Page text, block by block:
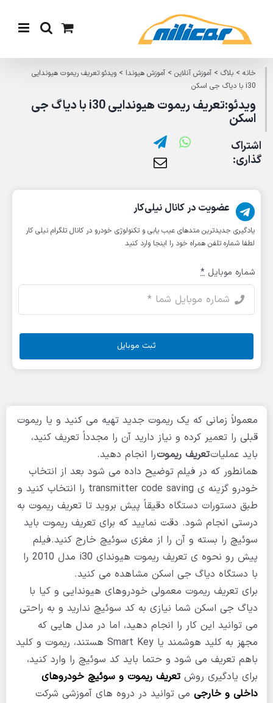
content
خانه> بلاگ> آموزش آنلاین> آموزش هیوندا > ویدئو:تعریف ریموت هیوندایی
i30 با دیاگ جی اسکن
ویدئو:تعریف ریموت هیوندایی i30 با دیاگ جی
اسکن
اشتراک
گذاری:
معمولاً زمانی که یک ریموت جدید تهیه می کنید و یا ریموت
قبلی را تعمیر کرده و نیاز دارید آن را مجدداً تعریف کنید،
باید عملیاتتعریف ریموترا انجام دهید.
همانطور که در فیلم توضیح داده می شود بعد از انتخاب
خودرو گزینه ی transmitter code saving را انتخاب کنید و
طبق دستورات دستگاه دقیقاً پیش بروید تا تعریف ریموت به
درستی انجام شود. دقت نمایید که برای تعریف ریموت باید
سوئیچ را بسته و آن را از مغزی سوئیچ خارج کنید. فیلم
پیش رو نحوه ی تعریف ریموت هیوندای i30 مدل 2010 را
با دستگاه دیاگ جی اسکن مشاهده می کنید.
برای تعریف ریموت معمولی خودروهای هیوندایی و کیا با
دیاگ جی اسکن شما نیازی به کد سوئیچ ندارید و به راحتی
می توانید این کار را انجام دهید، اما در مدل هایی که
مجهز به کلید هوشمند یا Smart Key هستند، ریموت و کلید
باهم تعریف می شود و حتما باید کد سوئیچ را وارد کنید،
برای یادگیری روش تعریف ریموت و سوئیچ خودروهای
داخلی و خارجی می توانید در دروه های آموزشی شرکت
عضویت در کانال نیلی‌کار
یادگیری جدیدترین متد‌های عیب یابی‌ و تکنولوژی خودرو در کانال تلگرام نیلی کار
لطفا شماره تلفن همراه خود را اینجا وارد کنید
شماره موبایل *
ثبت موبایل